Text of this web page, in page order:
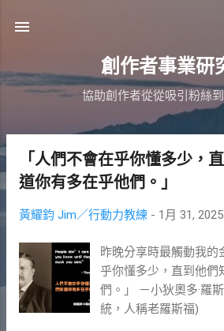
創作者事業研
協助創作者從從吸引粉絲
表
文
章
「人們不會在乎你懂多少，
道你有多在乎他們。」
黃耀鈞 Jim／行動力教練 - 1月 31, 2025
昨晚分享時最觸動我的
乎你懂多少，直到他們
們。」 －小狄奧多·羅
統，人稱老羅斯福)